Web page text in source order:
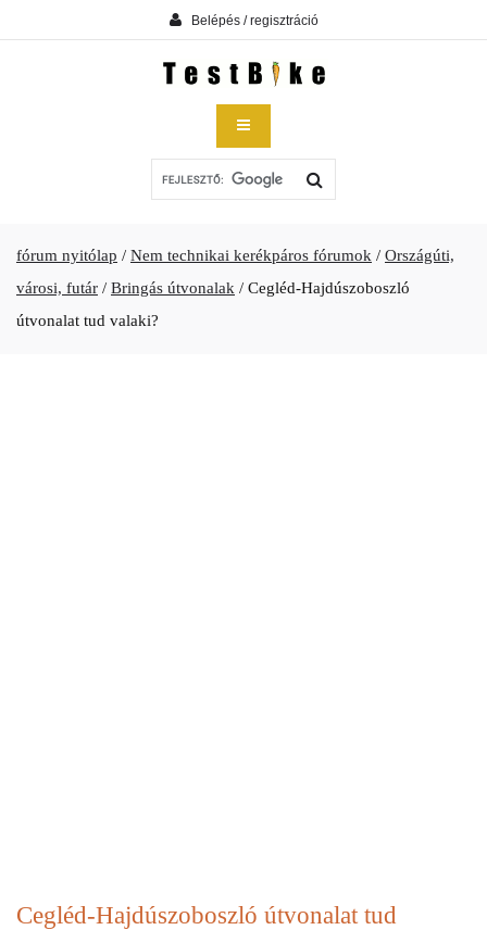
Belépés / regisztráció
fórum nyitólap / Nem technikai kerékpáros fórumok / Országúti,
városi, futár / Bringás útvonalak / Cegléd-Hajdúszoboszló
útvonalat tud valaki?
Cegléd-Hajdúszoboszló útvonalat tud